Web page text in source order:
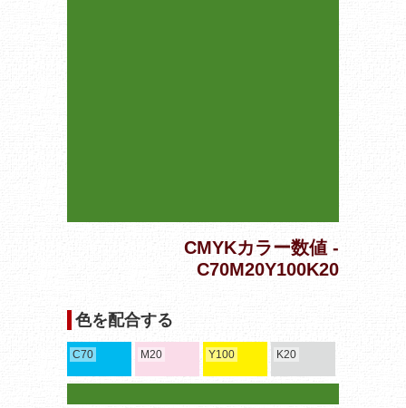
CMYKカラー数値 -
C70M20Y100K20
色を配合する
C70 M20 Y100 K20